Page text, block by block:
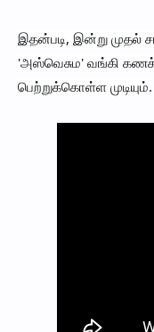
இதன்படி, இன்று முதல்
'அஸ்வெசும' வங்கி
பெற்றுக்கொள்ள முடியும்.